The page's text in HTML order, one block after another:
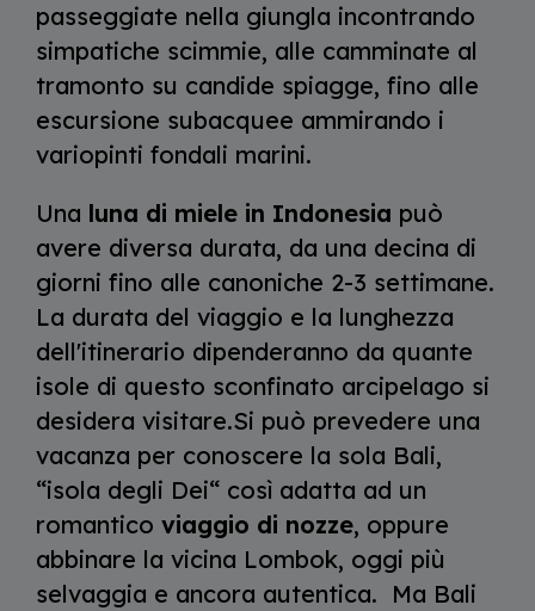
passeggiate nella giungla incontrando
simpatiche scimmie, alle camminate al
tramonto su candide spiagge, fino alle
escursione subacquee ammirando i
variopinti fondali marini.
Una luna di miele in Indonesia può
avere diversa durata, da una decina di
giorni fino alle canoniche 2-3 settimane.
La durata del viaggio e la lunghezza
dell'itinerario dipenderanno da quante
isole di questo sconfinato arcipelago si
desidera visitare.Si può prevedere una
vacanza per conoscere la sola Bali,
“isola degli Dei“ così adatta ad un
romantico viaggio di nozze, oppure
abbinare la vicina Lombok, oggi più
selvaggia e ancora autentica. Ma Bali